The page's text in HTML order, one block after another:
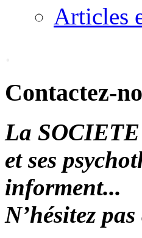
Articles
Contactez-
La
et ses
informent...
N’hésitez